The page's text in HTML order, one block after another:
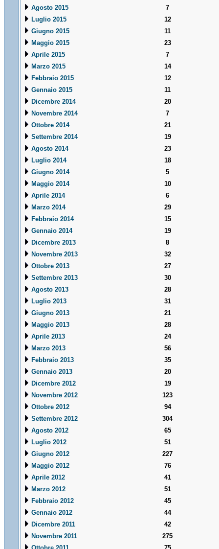
Agosto 2015
7
Luglio 2015
12
Giugno 2015
11
Maggio 2015
23
Aprile 2015
7
Marzo 2015
14
Febbraio 2015
12
Gennaio 2015
11
Dicembre 2014
20
Novembre 2014
7
Ottobre 2014
21
Settembre 2014
19
Agosto 2014
23
Luglio 2014
18
Giugno 2014
5
Maggio 2014
10
Aprile 2014
6
Marzo 2014
29
Febbraio 2014
15
Gennaio 2014
19
Dicembre 2013
8
Novembre 2013
32
Ottobre 2013
27
Settembre 2013
30
Agosto 2013
28
Luglio 2013
31
Giugno 2013
21
Maggio 2013
28
Aprile 2013
24
Marzo 2013
56
Febbraio 2013
35
Gennaio 2013
20
Dicembre 2012
19
Novembre 2012
123
Ottobre 2012
94
Settembre 2012
304
Agosto 2012
65
Luglio 2012
51
Giugno 2012
227
Maggio 2012
76
Aprile 2012
41
Marzo 2012
51
Febbraio 2012
45
Gennaio 2012
44
Dicembre 2011
42
Novembre 2011
275